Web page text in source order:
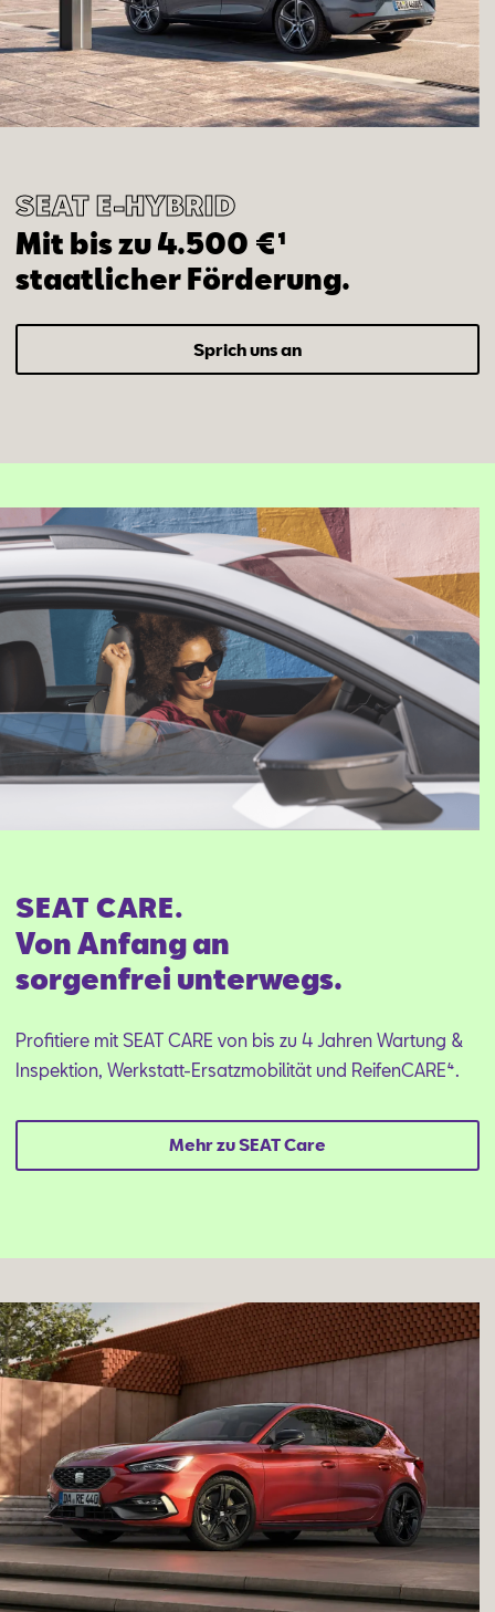
SEAT ­­E-HYBRID
Mit bis zu 4.500 €¹
staatlicher Förderung.
Sprich uns an
SEAT CARE.
Von Anfang an
sorgenfrei unterwegs.
Profitiere mit SEAT CARE von bis zu 4 Jahren Wartung &
Inspektion, Werkstatt-Ersatzmobilität und ReifenCARE⁴.
Mehr zu SEAT Care